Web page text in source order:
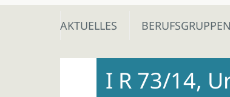
Skip
AKTUELLES BERUFSGRUPPEN
I R 73/14,